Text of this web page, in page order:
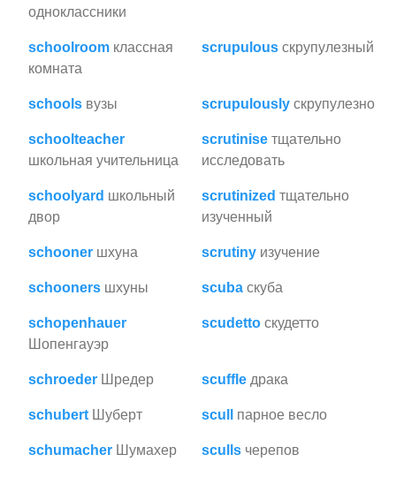
одноклассники
schoolroom классная
комната
scrupulous скрупулезный
schools вузы scrupulously скрупулезно
schoolteacher
школьная учительница
scrutinise тщательно
исследовать
schoolyard школьный
двор
scrutinized тщательно
изученный
schooner шхуна scrutiny изучение
schooners шхуны scuba скуба
schopenhauer
Шопенгауэр
scudetto скудетто
schroeder Шредер scuffle драка
schubert Шуберт scull парное весло
schumacher Шумахер sculls черепов